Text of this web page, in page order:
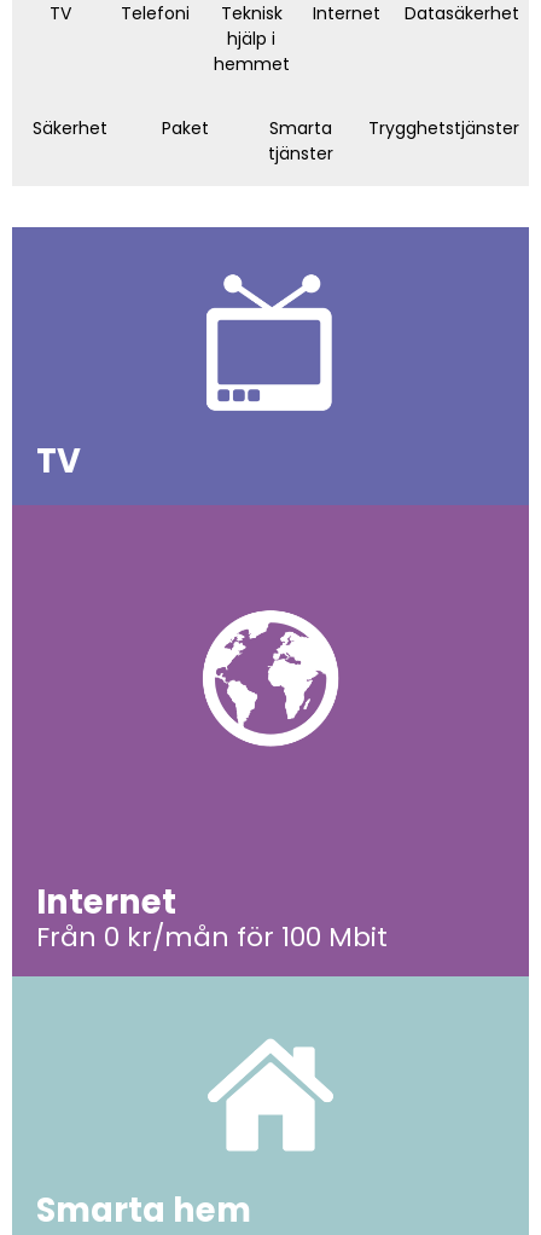
TV Telefoni
Teknisk
hjälp i
hemmet
Internet Datasäkerhet
Säkerhet Paket
Smarta
tjänster
Trygghetstjänster
TV
Internet
Från 0 kr/mån för 100 Mbit
Smarta hem